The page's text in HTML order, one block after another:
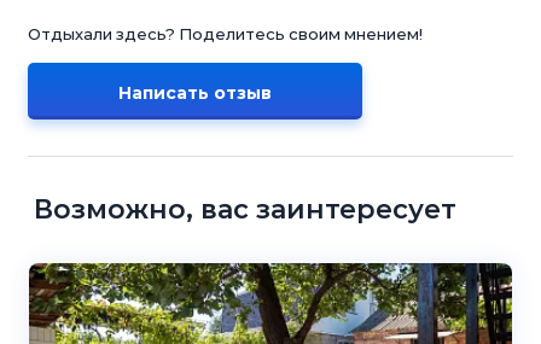
Отдыхали здесь? Поделитесь своим мнением!
Написать отзыв
Возможно, вас заинтересует